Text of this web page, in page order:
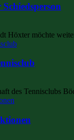
Höxter möchte
des Tennisclubs